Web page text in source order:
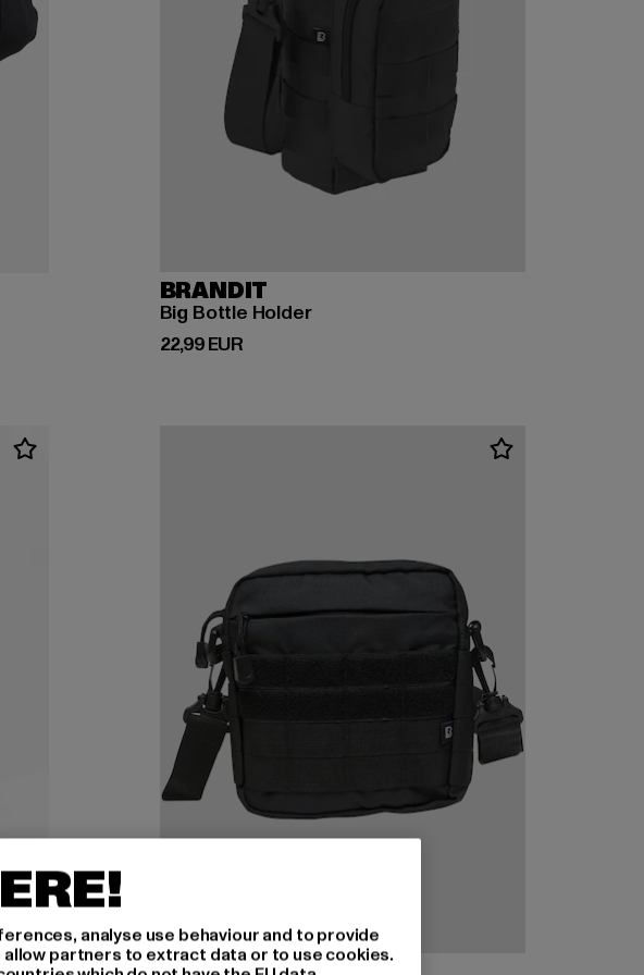
BRANDIT
Big Bottle Holder
22,99 EUR
Derzeitiger Preis: 22,99 EUR
analyse use behaviour and to provide
partners to extract data or to use cookies.